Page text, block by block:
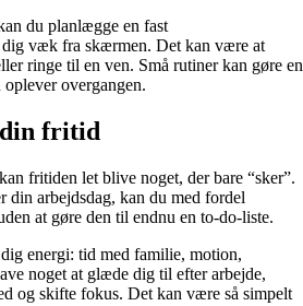
du planlægge en fast
dig væk fra skærmen. Det kan være at
ringe til en ven. Små rutiner kan gøre en
overgangen.
fritid
fritiden let blive noget, der bare “sker”.
arbejdsdag, kan du med fordel
at gøre den til endnu en to-do-liste.
energi: tid med familie, motion,
noget at glæde dig til efter arbejde,
og skifte fokus. Det kan være så simpelt